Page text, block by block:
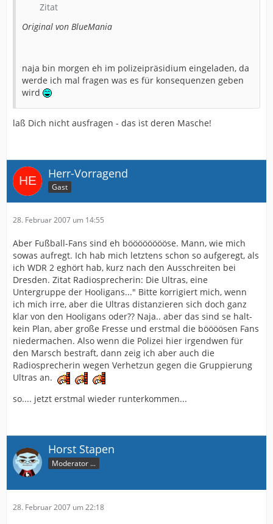
Zitat
Original von BlueMania
naja bin morgen eh im polizeipräsidium eingeladen, da
werde ich mal fragen was es für konsequenzen geben
wird
laß Dich nicht ausfragen - das ist deren Masche!
Herr-Vorragend
Gast
28. Februar 2007 um 14:55
Aber Fußball-Fans sind eh bööööööööse. Mann, wie mich
sowas aufregt. Ich hab mich letztens schon so aufgeregt, als
ich WDR 2 eghört hab, kurz nach den Ausschreiten bei
Dresden. Zitat Radiosprecherin: Die Ultras, eine
Untergruppe der Hooligans..." Bitte korrigiert mich, wenn
ich mich irre, aber die Ultras distanzieren sich doch ganz
klar von den Hooligans oder?? Naja.. aber das sind se halt-
kein Plan, aber große Fresse und erstmal die böööösen Fans
niedermachen. Also wenn die Polizei hier irgendwen für
den Marsch bestraft, dann zeig ich aber auch die
Radiosprecherin wegen Verhetzun gegen die Gruppierung
Ultras an.
so.... jetzt erstmal wieder runterkommen...
Horst Stapen
Moderator ...
28. Februar 2007 um 22:18